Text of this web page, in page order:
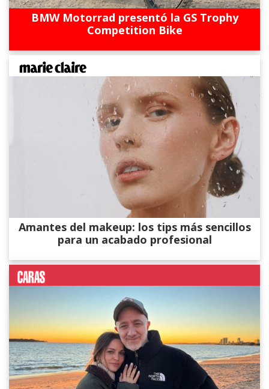
BMW Motorrad presentó la GS Trophy
Competition Bike
Amantes del makeup: los tips más sencillos
para un acabado profesional